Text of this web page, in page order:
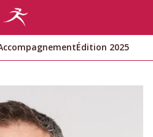
Édition 2025